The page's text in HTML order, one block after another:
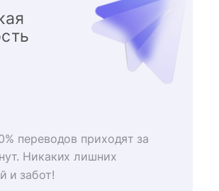
переводов приходят за
Никаких лишних
и забот!